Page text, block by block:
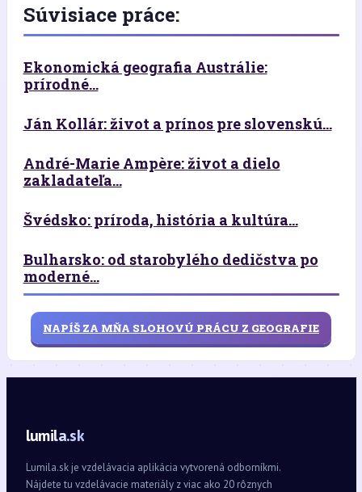
Súvisiace práce:
Ekonomická geografia Austrálie:
prírodné...
Ján Kollár: život a prínos pre slovenskú...
André-Marie Ampère: život a dielo
zakladateľa...
Švédsko: príroda, história a kultúra...
Bulharsko: od starobylého dedičstva po
moderné...
NAPÍŠ ZA MŇA SLOHOVÚ PRÁCU Z GEOGRAFIE
lumila.sk
Lumila.sk je vzdelávacia aplikácia vytvorená odborníkmi.
Nájdete tu vzdelávacie materiály z viac ako 20 rôznych